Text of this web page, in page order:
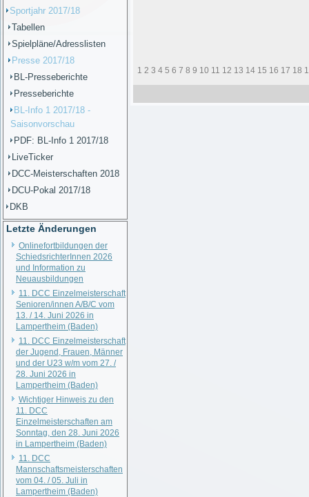
Sportjahr 2017/18
Tabellen
Spielpläne/Adresslisten
Presse 2017/18
BL-Presseberichte
Presseberichte
BL-Info 1 2017/18 -
Saisonvorschau
PDF: BL-Info 1 2017/18
LiveTicker
DCC-Meisterschaften 2018
DCU-Pokal 2017/18
DKB
Letzte Änderungen
Onlinefortbildungen der
SchiedsrichterInnen 2026
und Information zu
Neuausbildungen
11. DCC Einzelmeisterschaft
Senioren/innen A/B/C vom
13. / 14. Juni 2026 in
Lampertheim (Baden)
11. DCC Einzelmeisterschaft
der Jugend, Frauen, Männer
und der U23 w/m vom 27. /
28. Juni 2026 in
Lampertheim (Baden)
Wichtiger Hinweis zu den
11. DCC
Einzelmeisterschaften am
Sonntag, den 28. Juni 2026
in Lampertheim (Baden)
11. DCC
Mannschaftsmeisterschaften
vom 04. / 05. Juli in
Lampertheim (Baden)
1 2 3 4 5 6 7 8 9 10 11 12 13 14 15 16 17 18